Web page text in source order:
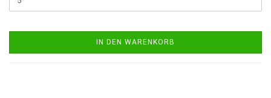
IN DEN WARENKORB